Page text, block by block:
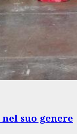
suo genere